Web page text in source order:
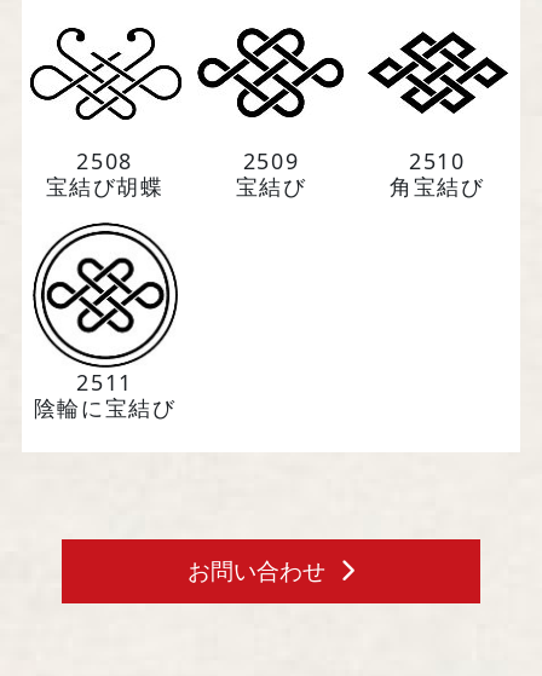
English
馬場染工業株式会社
〒604-8242 京都府京都市中京区
西洞院通三条下ル柳水町75
会社案内・アクセス
2508
宝結び胡蝶
2509
宝結び
2510
角宝結び
2511
陰輪に宝結び
お問い合わせ